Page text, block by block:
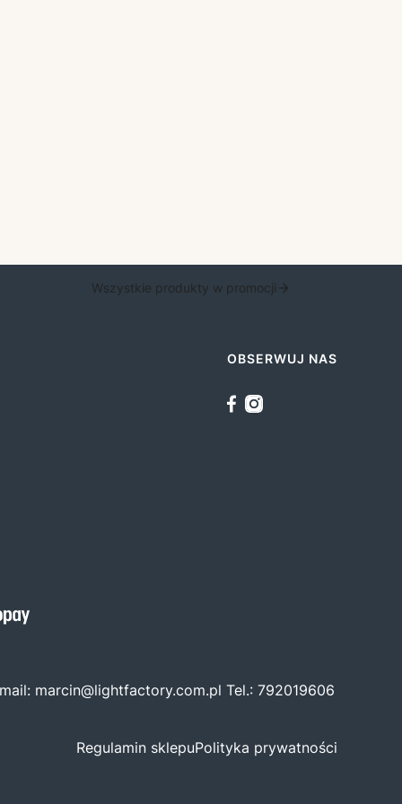
Wszystkie produkty w promocji
OBSERWUJ NAS
marcin@lightfactory.com.pl Tel.: 792019606
Regulamin sklepuPolityka prywatności